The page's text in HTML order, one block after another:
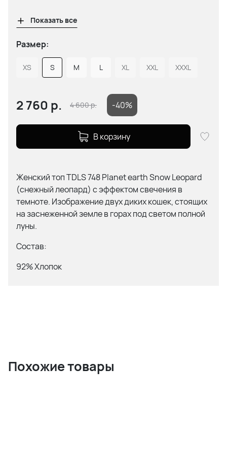
Показать все
Размер:
XS S M L XL XXL XXXL
2 760 р. 4 600р. -40%
В корзину
Женский топ TDLS 748 Planet earth Snow Leopard
(снежный леопард) c эффектом свечения в
темноте. Изображение двух диких кошек, стоящих
на заснеженной земле в горах под светом полной
луны.
Состав:
92% Хлопок
Похожие товары